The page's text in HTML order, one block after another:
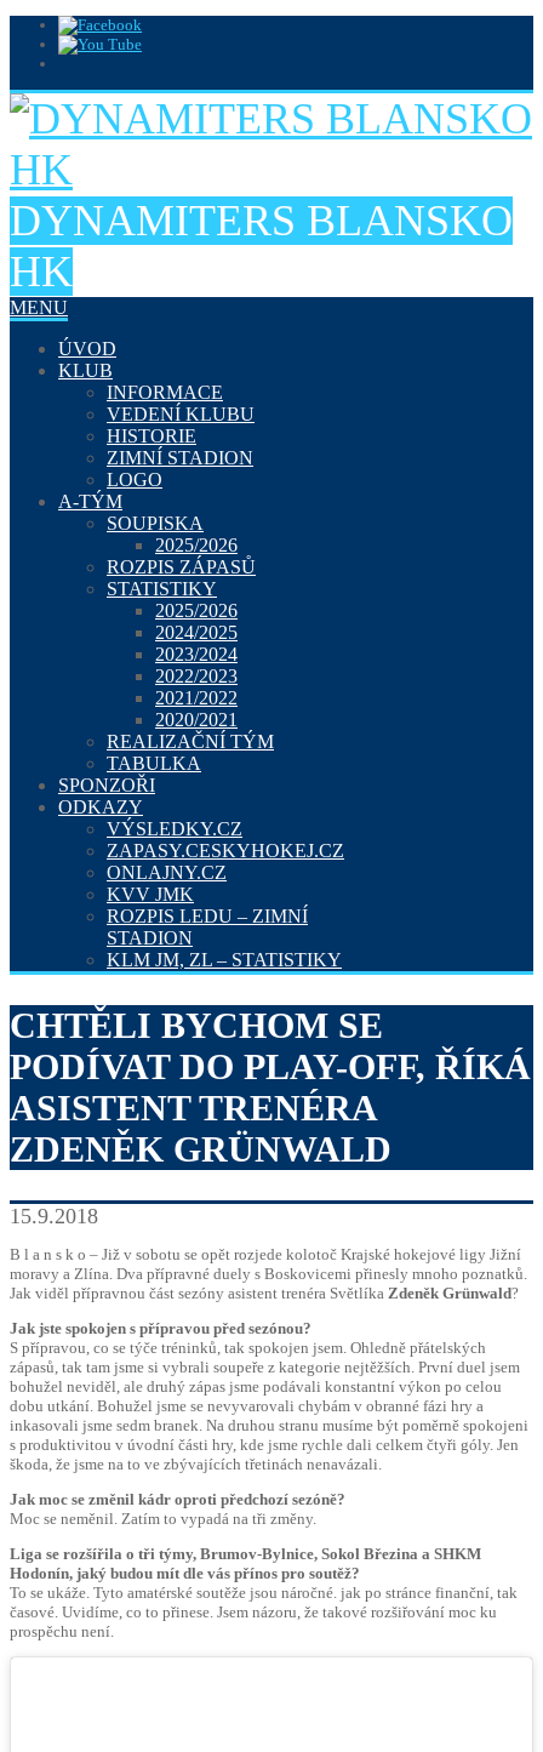
DYNAMITERS BLANSKO
HK
MENU
ÚVOD
KLUB
INFORMACE
VEDENÍ KLUBU
HISTORIE
ZIMNÍ STADION
LOGO
A-TÝM
SOUPISKA
2025/2026
ROZPIS ZÁPASŮ
STATISTIKY
2025/2026
2024/2025
2023/2024
2022/2023
2021/2022
2020/2021
REALIZAČNÍ TÝM
TABULKA
SPONZOŘI
ODKAZY
VÝSLEDKY.CZ
ZAPASY.CESKYHOKEJ.CZ
ONLAJNY.CZ
KVV JMK
ROZPIS LEDU – ZIMNÍ
STADION
KLM JM, ZL – STATISTIKY
CHTĚLI BYCHOM SE
PODÍVAT DO PLAY-OFF, ŘÍKÁ
ASISTENT TRENÉRA
ZDENĚK GRÜNWALD
15.9.2018
B l a n s k o – Již v sobotu se opět rozjede kolotoč Krajské hokejové ligy Jižní
moravy a Zlína. Dva přípravné duely s Boskovicemi přinesly mnoho poznatků.
Jak viděl přípravnou část sezóny asistent trenéra Světlíka Zdeněk Grünwald?
Jak jste spokojen s přípravou před sezónou?
S přípravou, co se týče tréninků, tak spokojen jsem. Ohledně přátelských
zápasů, tak tam jsme si vybrali soupeře z kategorie nejtěžších. První duel jsem
bohužel neviděl, ale druhý zápas jsme podávali konstantní výkon po celou
dobu utkání. Bohužel jsme se nevyvarovali chybám v obranné fázi hry a
inkasovali jsme sedm branek. Na druhou stranu musíme být poměrně spokojeni
s produktivitou v úvodní části hry, kde jsme rychle dali celkem čtyři góly. Jen
škoda, že jsme na to ve zbývajících třetinách nenavázali.
Jak moc se změnil kádr oproti předchozí sezóně?
Moc se neměnil. Zatím to vypadá na tři změny.
Liga se rozšířila o tři týmy, Brumov-Bylnice, Sokol Březina a SHKM
Hodonín, jaký budou mít dle vás přínos pro soutěž?
To se ukáže. Tyto amatérské soutěže jsou náročné. jak po stránce finanční, tak
časové. Uvidíme, co to přinese. Jsem názoru, že takové rozšiřování moc ku
prospěchu není.